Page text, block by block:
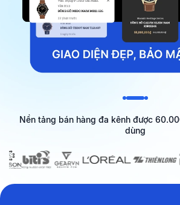
Nền tảng bán hàng đa kênh được
dùng